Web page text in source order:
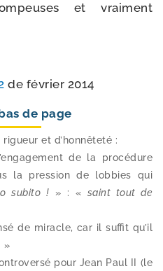
et vrai­ment
de février 2014
de page
rigueur et d’honnêteté :
de la pro­cé­dure
la pres­sion de lob­bies qui
subi­to ! » : « saint tout de
de miracle, car il suf­fit qu’il
. »
pour Jean Paul II (le